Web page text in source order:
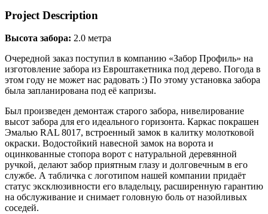
Project Description
Высота забора: 2.0 метра
Очередной заказ поступил в компанию «Забор Профиль» на
изготовление забора из Евроштакетника под дерево. Погода в
этом году не может нас радовать :) По этому установка забора
была запланирована под её капризы.
Был произведен демонтаж старого забора, нивелирование
высот забора для его идеального горизонта. Каркас покрашен
Эмалью RAL 8017, встроенный замок в калитку молотковой
окраски. Водостойкий навесной замок на ворота и
оцинкованные стопора ворот с натуральной деревянной
ручкой, делают забор приятным глазу и долговечным в его
службе. А табличка с логотипом нашей компании придаёт
статус эксклюзивности его владельцу, расширенную гарантию
на обслуживание и снимает головную боль от назойливых
соседей.